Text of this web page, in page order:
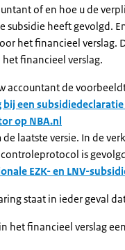
of en hoe u de
subsidie heeft gevolgd.
het financieel verslag.
financieel verslag.
accountant de
een subsidiedeclaratie
op NBA.nl
laatste versie. In de
is
EZK- en LNV-
staat in ieder geval
het financieel verslag